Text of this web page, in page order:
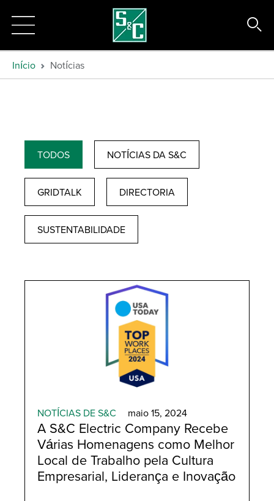
Início Notícias
TODOS NOTÍCIAS DA S&C
GRIDTALK DIRECTORIA
SUSTENTABILIDADE
NOTÍCIAS DE S&C maio 15, 2024
A S&C Electric Company Recebe
Várias Homenagens como Melhor
Local de Trabalho pela Cultura
Empresarial, Liderança e Inovação